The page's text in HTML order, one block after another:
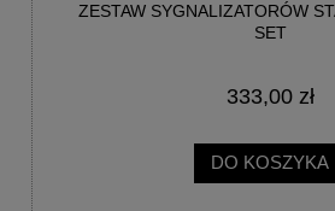
ZESTAW SYGNALIZATORÓW
SET
333,00 zł
DO KOSZYKA